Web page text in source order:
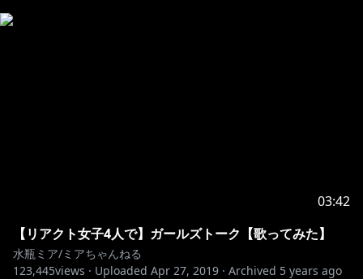
03:42
【リアクト女子4人で】ガールズトーク【歌ってみた】
水瓶ミア/ミアちゃんねる
123,445views · Uploaded Apr 27, 2019 · Archived 5 years ago